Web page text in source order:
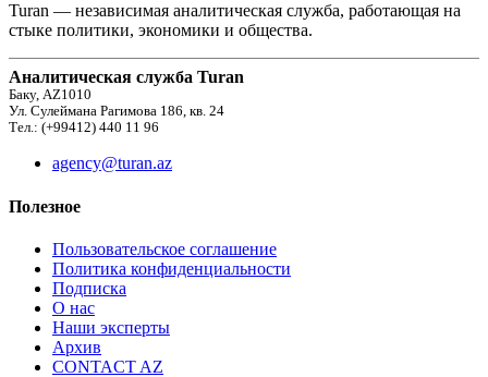
Turan — независимая аналитическая служба, работающая на
стыке политики, экономики и общества.
Аналитическая служба Turan
Баку, AZ1010
Ул. Сулеймана Рагимова 186, кв. 24
Тел.: (+99412) 440 11 96
agency@turan.az
Полезное
Пользовательское соглашение
Политика конфиденциальности
Подписка
О нас
Наши эксперты
Архив
CONTACT AZ